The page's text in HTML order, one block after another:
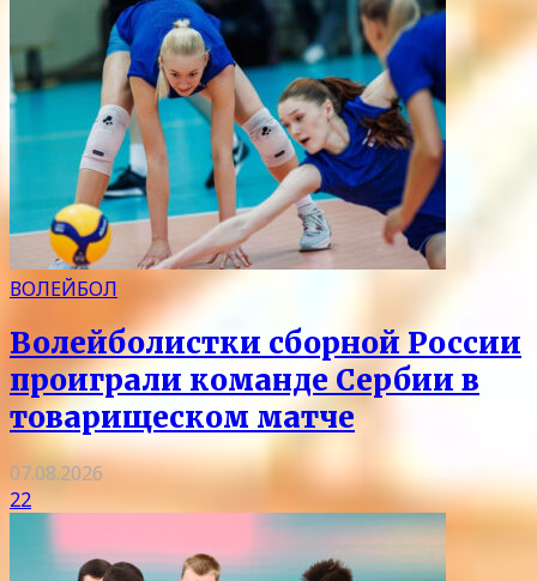
ВОЛЕЙБОЛ
Волейболистки сборной России
проиграли команде Сербии в
товарищеском матче
07.08.2026
22